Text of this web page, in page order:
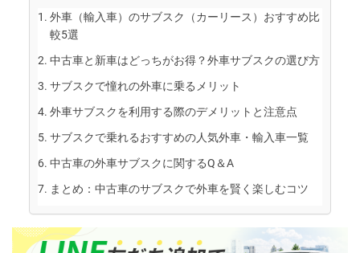
外車（輸入車）のサブスク（カーリース）おすすめ比
較5選
中古車と新車はどっちがお得？外車サブスクの選び方
サブスクで憧れの外車に乗るメリット
外車サブスクを利用する際のデメリットと注意点
サブスクで乗れるおすすめの人気外車・輸入車一覧
中古車の外車サブスクに関するQ＆A
まとめ：中古車のサブスクで外車を賢く楽しむコツ